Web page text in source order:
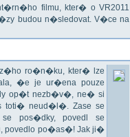
filmu, kter� o VR2011
budou n�sledovat. V�ce na
ro�n�ku, kter� lze
�e je ur�ena pouze
op�t nezb�v�, ne� si
toti� neud�l�. Zase se
pos�dky, povedl se
povedlo po�as�! Jak ji�